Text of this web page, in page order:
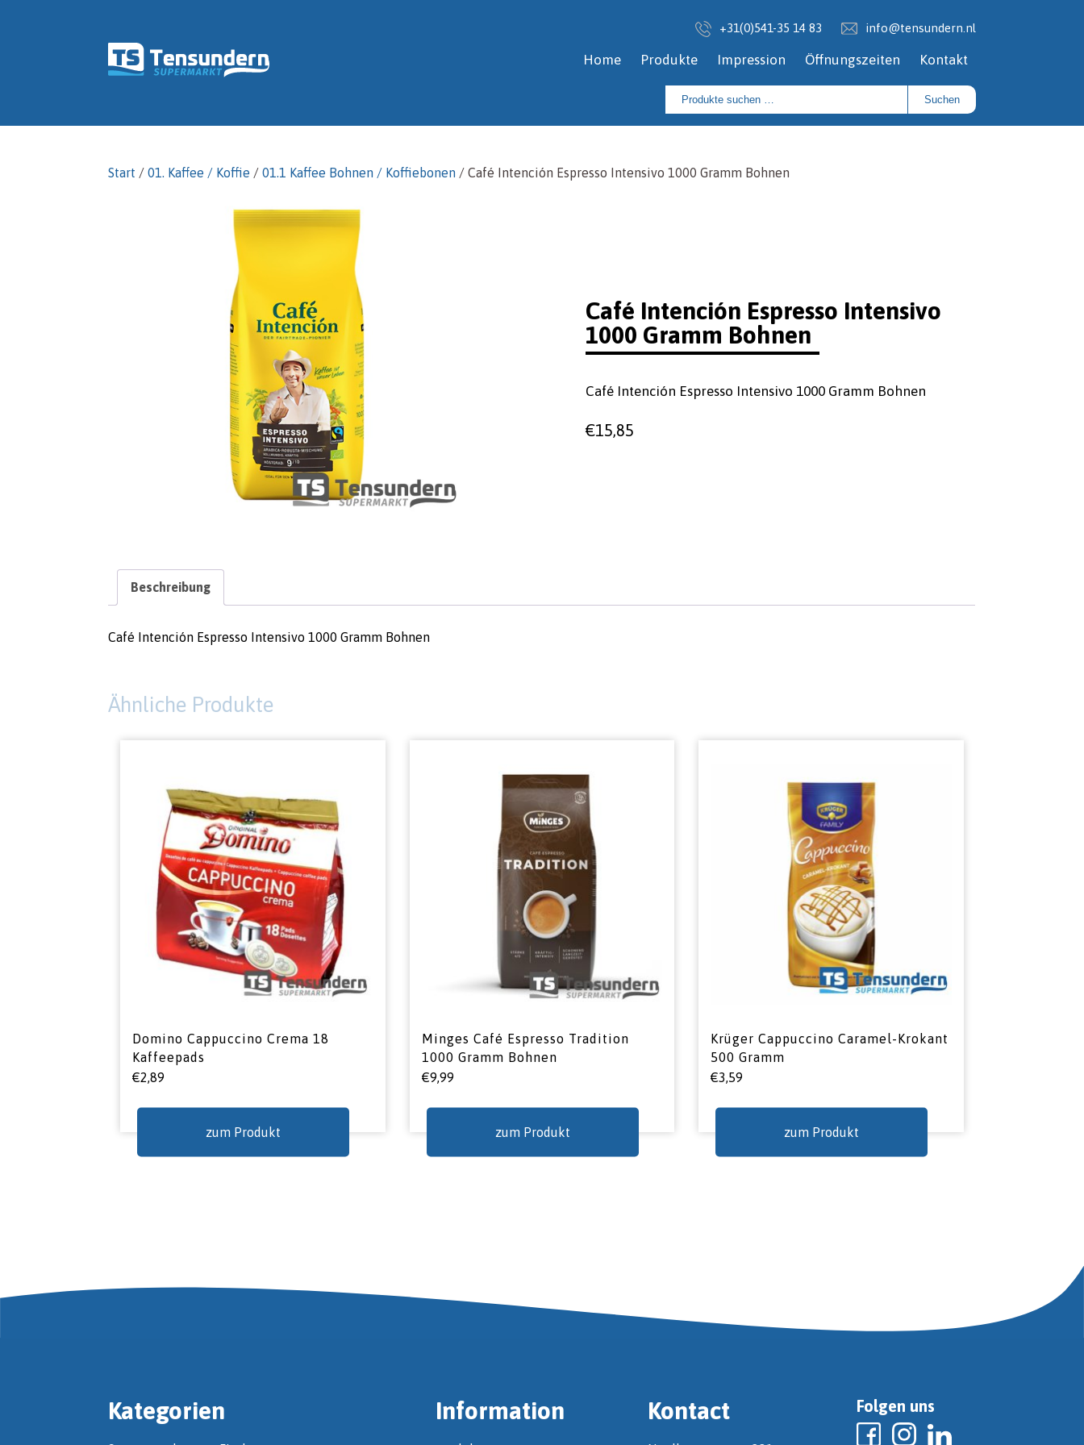
+31(0)541-35 14 83 info@tensundern.nl
Home Produkte Impression Öffnungszeiten Kontakt
Suchen
nach:
Suchen
Start /01. Kaffee / Koffie /01.1 Kaffee Bohnen / Koffiebonen / Café Intención Espresso Intensivo 1000 Gramm Bohnen
Café Intención Espresso Intensivo
1000 Gramm Bohnen
Café Intención Espresso Intensivo 1000 Gramm Bohnen
€15,85
Beschreibung
Café Intención Espresso Intensivo 1000 Gramm Bohnen
Ähnliche Produkte
Domino Cappuccino Crema 18
Kaffeepads
€2,89
zum Produkt
Minges Café Espresso Tradition
1000 Gramm Bohnen
€9,99
zum Produkt
Krüger Cappuccino Caramel-Krokant
500 Gramm
€3,59
zum Produkt
Kategorien Information Kontact Folgen uns